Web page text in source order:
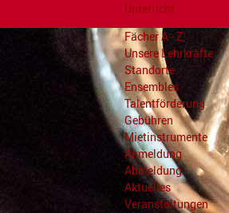
Unterricht
Fächer A - Z
Unsere Lehrkräfte
Standorte
Ensembles
Talentförderung
Gebühren
Mietinstrumente
Anmeldung
Abmeldung
Aktuelles
Veranstaltungen